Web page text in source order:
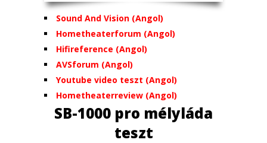
Sound And Vision (Angol)
Hometheaterforum (Angol)
Hifireference (Angol)
AVSforum (Angol)
Youtube video teszt (Angol)
Hometheaterreview (Angol)
SB-1000 pro mélyláda
teszt